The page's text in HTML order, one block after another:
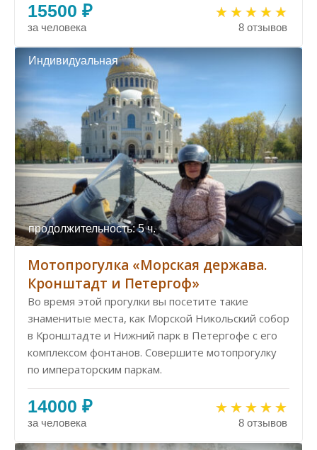
15500 ₽
за человека 8 отзывов
Индивидуальная
продолжительность: 5 ч.
Мотопрогулка «Морская держава.
Кронштадт и Петергоф»
Во время этой прогулки вы посетите такие
знаменитые места, как Морской Никольский собор
в Кронштадте и Нижний парк в Петергофе с его
комплексом фонтанов. Совершите мотопрогулку
по императорским паркам.
14000 ₽
за человека 8 отзывов